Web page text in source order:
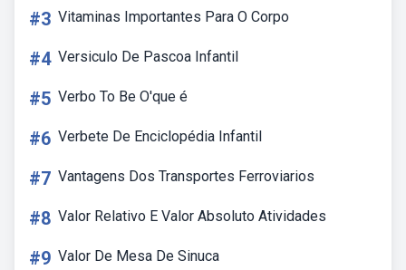
#3 Vitaminas Importantes Para O Corpo
#4 Versiculo De Pascoa Infantil
#5 Verbo To Be O'que é
#6 Verbete De Enciclopédia Infantil
#7 Vantagens Dos Transportes Ferroviarios
#8 Valor Relativo E Valor Absoluto Atividades
#9 Valor De Mesa De Sinuca